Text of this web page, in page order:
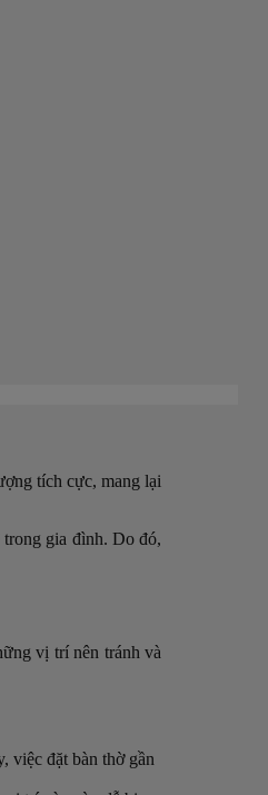
tích cực, mang lại
gia đình. Do đó,
vị trí nên tránh và
việc đặt bàn thờ gần